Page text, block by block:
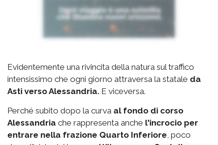
Evidentemente una rivincita della natura sul traffico
intensissimo che ogni giorno attraversa la statale da
Asti verso Alessandria. E viceversa.
Perché subito dopo la curva al fondo di corso
Alessandria che rappresenta anche l'incrocio per
entrare nella frazione Quarto Inferiore , poco